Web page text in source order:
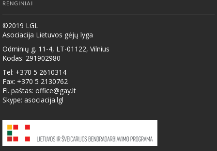
RENGINIAI
©2019 LGL
Asociacija Lietuvos gėjų lyga
Odminių g. 11-4, LT-01122, Vilnius
Kodas: 291902980
Tel: +370 5 2610314
Fax: +370 5 2130762
El. paštas: office@gay.lt
Skype: asociacija.lgl